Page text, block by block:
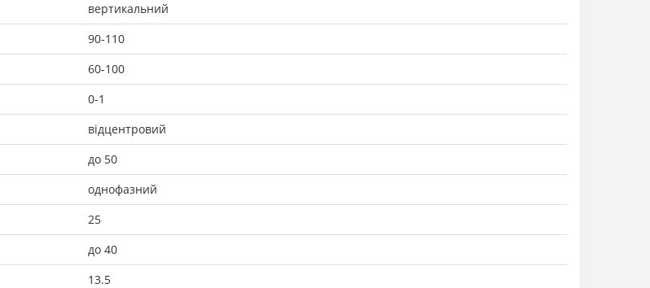
вертикальний
90-110
60-100
0-1
відцентровий
до 50
однофазний
25
до 40
13.5